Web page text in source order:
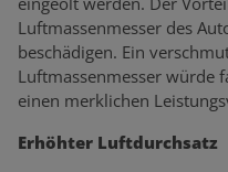
Luftmassenmesser des
beschädigen. Ein
Luftmassenmesser würde
einen merklichen
Erhöhter Luftdurchsatz